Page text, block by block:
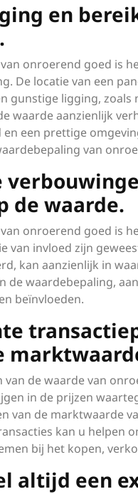
en
onroerend goed is
De locatie van een
gunstige ligging,
waarde aanzienlijk
een prettige
van
de waarde.
onroerend goed is
van invloed zijn
kan aanzienlijk in
de waardebepaling,
beïnvloeden.
van de waarde van
in de prijzen
van de marktwaarde
kan u helpen
bij het kopen,
altijd een